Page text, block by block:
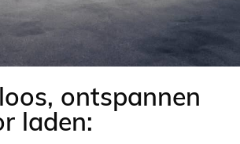
ontspannen
laden: